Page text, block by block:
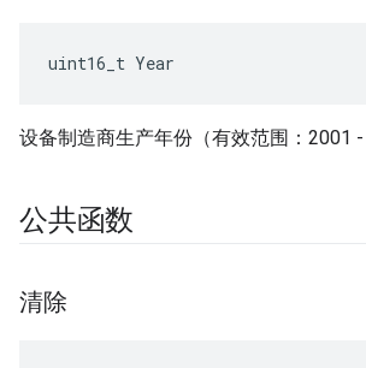
uint16_t Year
设备制造商生产年份（有效范围：2001 -
公共函数
清除